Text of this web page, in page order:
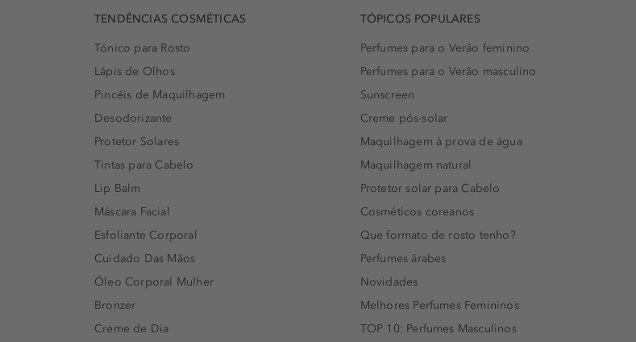
TENDÊNCIAS COSMÉTICAS
Tónico para Rosto
Lápis de Olhos
Pincéis de Maquilhagem
Desodorizante
Protetor Solares
Tintas para Cabelo
Lip Balm
Máscara Facial
Esfoliante Corporal
Cuidado Das Mãos
Óleo Corporal Mulher
Bronzer
Creme de Dia
TÓPICOS POPULARES
Perfumes para o Verão feminino
Perfumes para o Verão masculino
Sunscreen
Creme pós-solar
Maquilhagem à prova de água
Maquilhagem natural
Protetor solar para Cabelo
Cosméticos coreanos
Que formato de rosto tenho?
Perfumes árabes
Novidades
Melhores Perfumes Femininos
TOP 10: Perfumes Masculinos